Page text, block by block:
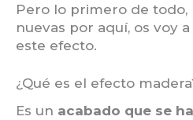
Pero lo primero de todo,
nuevas por aquí, os voy
este efecto.
¿Qué es el efecto
Es un acabado que se